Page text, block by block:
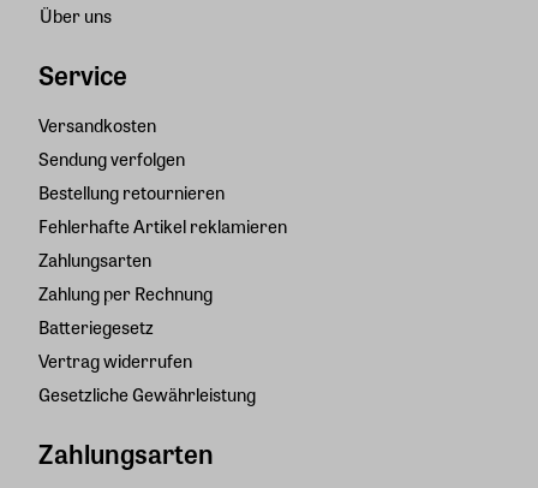
Über uns
Service
Versandkosten
Sendung verfolgen
Bestellung retournieren
Fehlerhafte Artikel reklamieren
Zahlungsarten
Zahlung per Rechnung
Batteriegesetz
Vertrag widerrufen
Gesetzliche Gewährleistung
Zahlungsarten